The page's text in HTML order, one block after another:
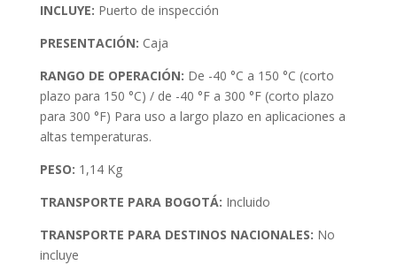
INCLUYE: Puerto de inspección
PRESENTACIÓN: Caja
RANGO DE OPERACIÓN: De -40 °C a 150 °C (corto
plazo para 150 °C) / de -40 °F a 300 °F (corto plazo
para 300 °F) Para uso a largo plazo en aplicaciones a
altas temperaturas.
PESO: 1,14 Kg
TRANSPORTE PARA BOGOTÁ: Incluido
TRANSPORTE PARA DESTINOS NACIONALES: No
incluye